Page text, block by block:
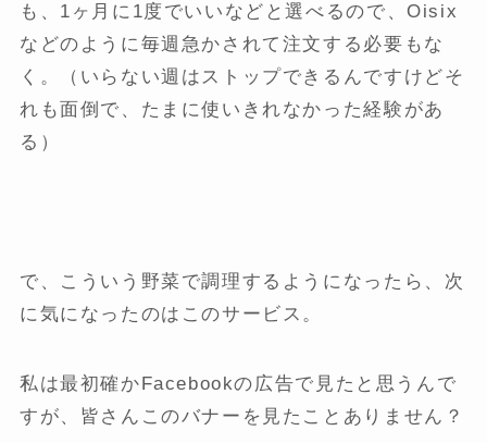
も、1ヶ月に1度でいいなどと選べるので、Oisix
などのように毎週急かされて注文する必要もな
く。（いらない週はストップできるんですけどそ
れも面倒で、たまに使いきれなかった経験があ
る）
で、こういう野菜で調理するようになったら、次
に気になったのはこのサービス。
私は最初確かFacebookの広告で見たと思うんで
すが、皆さんこのバナーを見たことありません？